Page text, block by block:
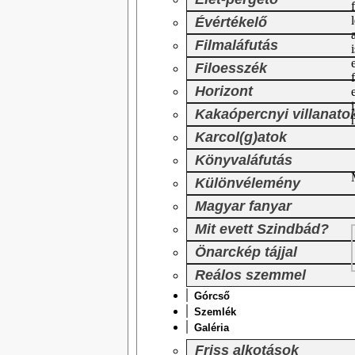
Évértékelő
Filmaláfutás
Filoesszék
Horizont
Kakaópercnyi
Karcol(g)atok
Könyvaláfutás
Különvélemény
Magyar fanyar
Mit evett Szindbád?
Önarckép tájjal
Reálos szemmel
Górcső
Szemlék
Galéria
Friss alkotások